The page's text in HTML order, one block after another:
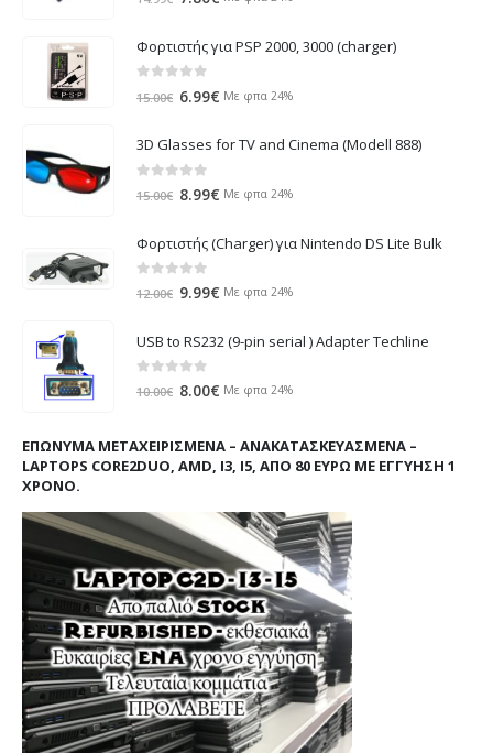
was:
14.99€.
τιμή
Φορτιστής για PSP 2000, 3000 (charger)
out of 5
15.00€ Original
was:
15.00€.
6.99€ Η
τιμή
Με φπα 24%
3D Glasses for TV and Cinema (Modell 888)
out of 5
15.00€ Original
was:
15.00€.
8.99€ Η
τιμή
είναι:
Με φπα 24%
Φορτιστής (Charger) για Nintendo DS Lite Bulk
out of 5
12.00€ Original
was:
12.00€.
9.99€ Η
τιμή
είναι:
Με φπα 24%
USB to RS232 (9-pin serial ) Adapter Techline
out of 5
10.00€ Original
10.00€.
8.00€ Η
είναι:
8.00€.
Με φπα 24%
ΕΠΏΝΥΜΑ ΜΕΤΑΧΕΙΡΙΣΜΈΝΑ – ΑΝΑΚΑΤΑΣΚΕΥΑΣΜΈΝΑ –
LAPTOPS CORE2DUO, AMD, I3, I5, ΑΠΌ 80 ΕΥΡΏ ΜΕ ΕΓΓΎΗΣΗ 1
ΧΡΌΝΟ.